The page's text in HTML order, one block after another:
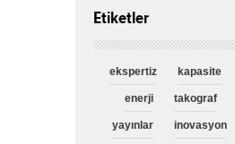
Etiketler
ekspertiz kapasite
enerji takograf
yayınlar inovasyon